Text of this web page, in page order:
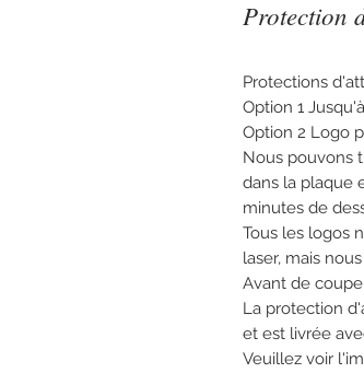
Protection
Protections
Option 1
Option 2 Logo
Nous pouvons
dans la plaque
minutes de
Tous les logos
laser, mais
Avant de
La protection
et est livrée
Veuillez voir